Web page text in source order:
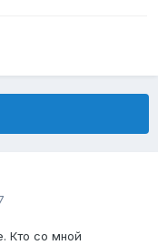
Кто со мной